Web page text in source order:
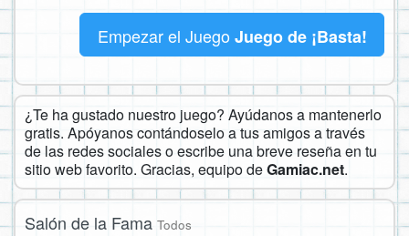
Empezar el Juego Juego de ¡Basta!
¿Te ha gustado nuestro juego? Ayúdanos a mantenerlo
gratis. Apóyanos contándoselo a tus amigos a través
de las redes sociales o escribe una breve reseña en tu
sitio web favorito. Gracias, equipo deGamiac.net.
Salón de la Fama Todos